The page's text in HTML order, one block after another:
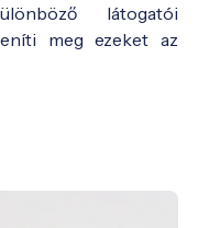
látogatói
meg ezeket az